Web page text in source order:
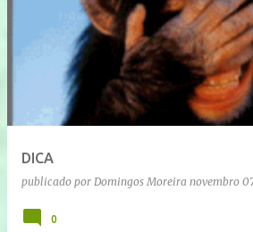
DICA
publicado por Domingos Moreira novembro
0